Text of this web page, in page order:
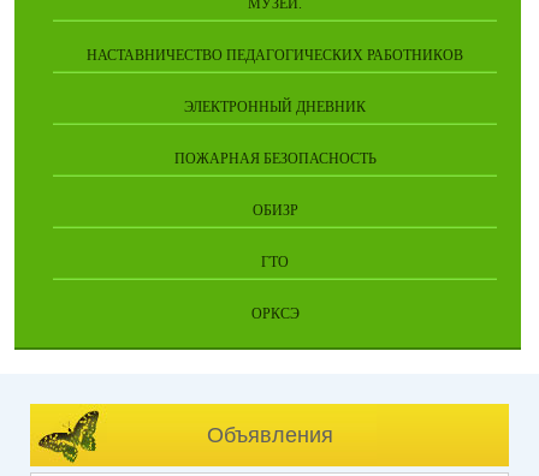
МУЗЕЙ.
НАСТАВНИЧЕСТВО ПЕДАГОГИЧЕСКИХ РАБОТНИКОВ
ЭЛЕКТРОННЫЙ ДНЕВНИК
ПОЖАРНАЯ БЕЗОПАСНОСТЬ
ОБИЗР
ГТО
ОРКСЭ
Объявления